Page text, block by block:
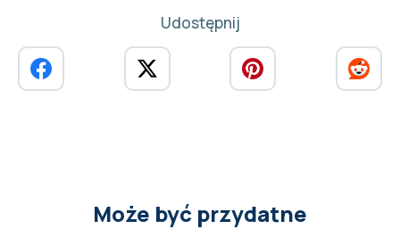
Udostępnij
Może być przydatne